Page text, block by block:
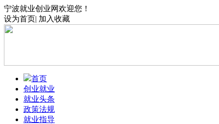
宁波就业创业网欢迎您！
设为首页| 加入收藏
首页
创业就业
就业头条
政策法规
就业指导